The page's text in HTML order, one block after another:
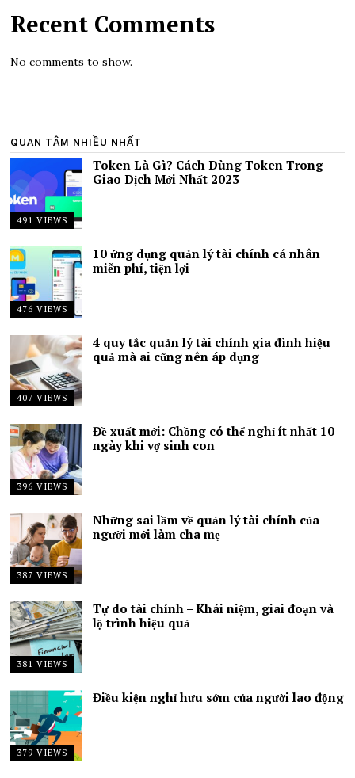
Recent Comments
No comments to show.
QUAN TÂM NHIỀU NHẤT
491 VIEWS
Token Là Gì? Cách Dùng Token Trong
Giao Dịch Mới Nhất 2023
476 VIEWS
10 ứng dụng quản lý tài chính cá nhân
miễn phí, tiện lợi
407 VIEWS
4 quy tắc quản lý tài chính gia đình hiệu
quả mà ai cũng nên áp dụng
396 VIEWS
Đề xuất mới: Chồng có thể nghỉ ít nhất 10
ngày khi vợ sinh con
387 VIEWS
Những sai lầm về quản lý tài chính của
người mới làm cha mẹ
381 VIEWS
Tự do tài chính – Khái niệm, giai đoạn và
lộ trình hiệu quả
379 VIEWS
Điều kiện nghỉ hưu sớm của người lao động